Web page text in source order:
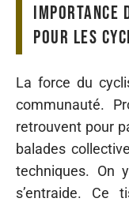
Importance
pour les
La force du
communauté.
retrouvent pour
balades
techniques. On
s’entraide. Ce